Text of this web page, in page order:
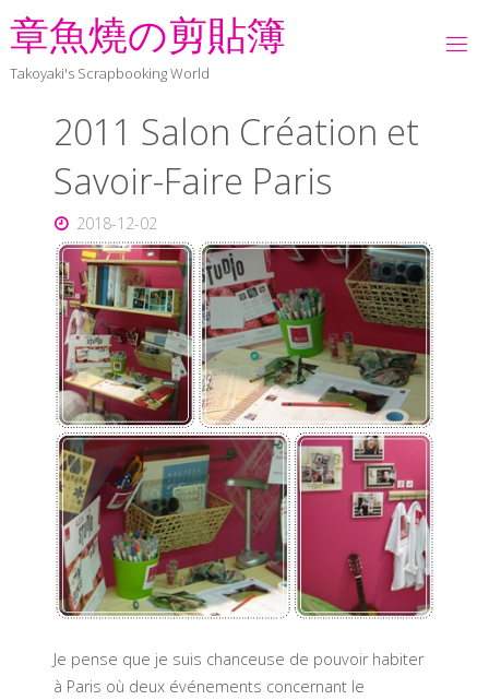
章魚燒の剪貼簿
Takoyaki's Scrapbooking World
2011 Salon Création et
Savoir-Faire Paris
2018-12-02
Je pense que je suis chanceuse de pouvoir habiter
à Paris où deux événements concernant le